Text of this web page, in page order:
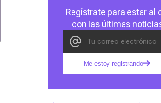
Regístrate para estar al
con las últimas
Me estoy registrando